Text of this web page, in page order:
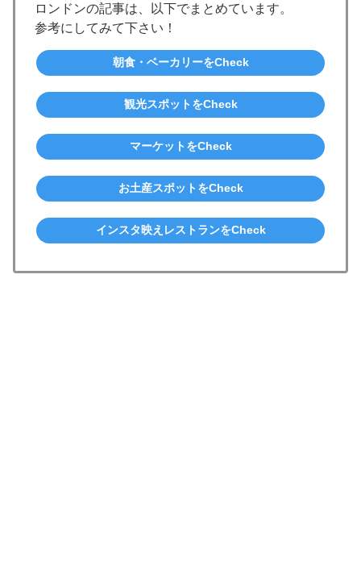
ロンドンの記事は、以下でまとめています。
参考にしてみて下さい！
朝食・ベーカリーをCheck
観光スポットをCheck
マーケットをCheck
お土産スポットをCheck
インスタ映えレストランをCheck